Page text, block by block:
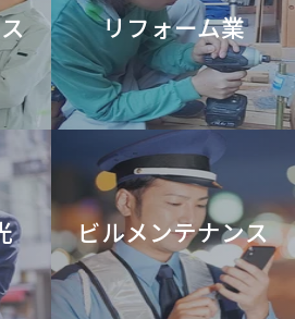
リフォーム業
ビルメンテナンス